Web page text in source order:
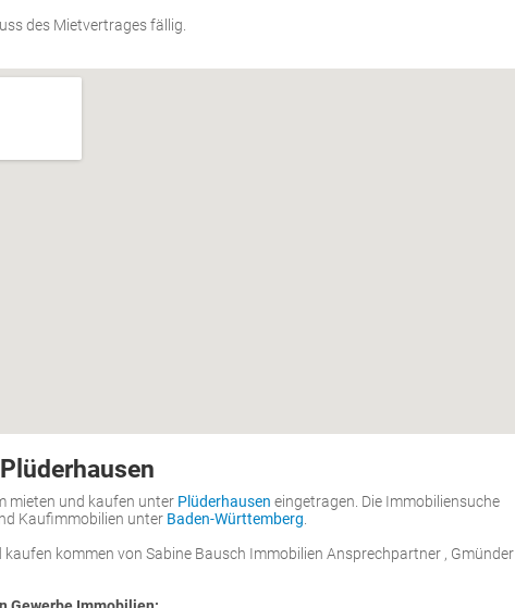
des Mietvertrages fällig.
mieten und kaufen unter Plüderhausen eingetragen. Die Immobiliensuche
Kaufimmobilien unter Baden-Württemberg
kommen von Sabine Bausch Immobilien Ansprechpartner , Gmünder